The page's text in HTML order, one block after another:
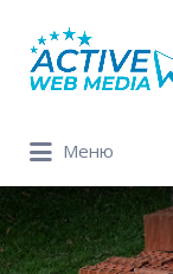
Search
for:
Меню
for: